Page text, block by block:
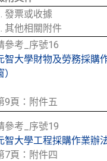
發票或收據
其他相關附件
參考_序號16
智大學財物及勞務採購
）
9頁：附件五
參考_序號19
智大學工程採購作業辦
7頁：附件四